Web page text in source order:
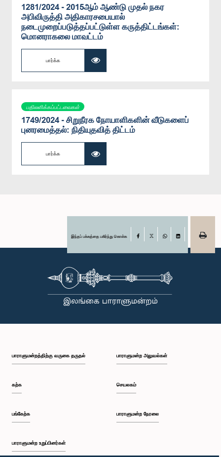
1281/2024 - 2015ஆம் ஆண்டு முதல் நகர
அபிவிருத்தி அதிகாரசபையால்
நடைமுறைப்படுத்தப்பட்டுள்ள கருத்திட்டங்கள்:
மொனராகலை மாவட்டம்
பார்க்க
பதிலளிக்கப்பட்டவைகள்
1749/2024 - சிறுநீரக நோயாளிகளின் வீடுகளைப்
புனரமைத்தல்: நிதியுதவித் திட்டம்
பார்க்க
இந்தப் பக்கத்தை பகிர்ந்து கொள்க Facebook
பாராளுமன்றத்திற்கு வருகை தருதல்
கற்க
பங்கேற்க
பாராளுமன்ற உறுப்பினர்கள்
பாராளுமன்ற அலுவல்கள்
செயலகம்
பாராளுமன்ற நேரலை